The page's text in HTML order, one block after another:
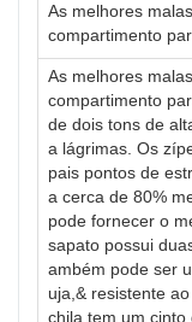
As melhores
compartimento
As melhores
compartimento
de dois tons de
a lágrimas. Os
pais pontos de
a cerca de 80%
pode fornecer o
sapato possui
ambém pode ser
uja,& resistente
chila tem um